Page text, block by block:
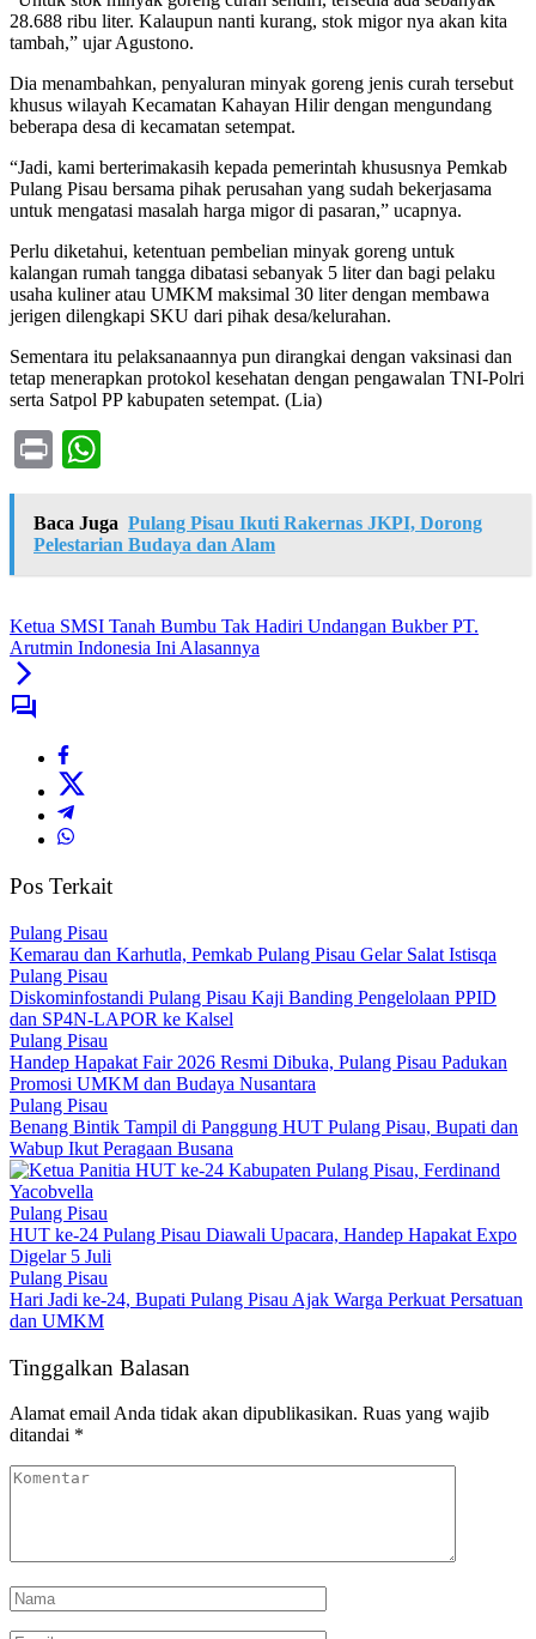
28.688 ribu liter. Kalaupun nanti kurang, stok migor nya akan kita
tambah,” ujar Agustono.
Dia menambahkan, penyaluran minyak goreng jenis curah tersebut
khusus wilayah Kecamatan Kahayan Hilir dengan mengundang
beberapa desa di kecamatan setempat.
“Jadi, kami berterimakasih kepada pemerintah khususnya Pemkab
Pulang Pisau bersama pihak perusahan yang sudah bekerjasama
untuk mengatasi masalah harga migor di pasaran,” ucapnya.
Perlu diketahui, ketentuan pembelian minyak goreng untuk
kalangan rumah tangga dibatasi sebanyak 5 liter dan bagi pelaku
usaha kuliner atau UMKM maksimal 30 liter dengan membawa
jerigen dilengkapi SKU dari pihak desa/kelurahan.
Sementara itu pelaksanaannya pun dirangkai dengan vaksinasi dan
tetap menerapkan protokol kesehatan dengan pengawalan TNI-Polri
serta Satpol PP kabupaten setempat. (Lia)
Print
Baca Juga Pulang Pisau Ikuti Rakernas JKPI, Dorong
Pelestarian Budaya dan Alam
Ketua SMSI Tanah Bumbu Tak Hadiri Undangan Bukber PT.
Arutmin Indonesia Ini Alasannya
Pos Terkait
Pulang Pisau
Kemarau dan Karhutla, Pemkab Pulang Pisau Gelar Salat Istisqa
Pulang Pisau
Diskominfostandi Pulang Pisau Kaji Banding Pengelolaan PPID
dan SP4N-LAPOR ke Kalsel
Pulang Pisau
Handep Hapakat Fair 2026 Resmi Dibuka, Pulang Pisau Padukan
Promosi UMKM dan Budaya Nusantara
Pulang Pisau
Benang Bintik Tampil di Panggung HUT Pulang Pisau, Bupati dan
Wabup Ikut Peragaan Busana
Pulang Pisau
HUT ke-24 Pulang Pisau Diawali Upacara, Handep Hapakat Expo
Digelar 5 Juli
Pulang Pisau
Hari Jadi ke-24, Bupati Pulang Pisau Ajak Warga Perkuat Persatuan
dan UMKM
Tinggalkan Balasan
Alamat email Anda tidak akan dipublikasikan. Ruas yang wajib
ditandai *